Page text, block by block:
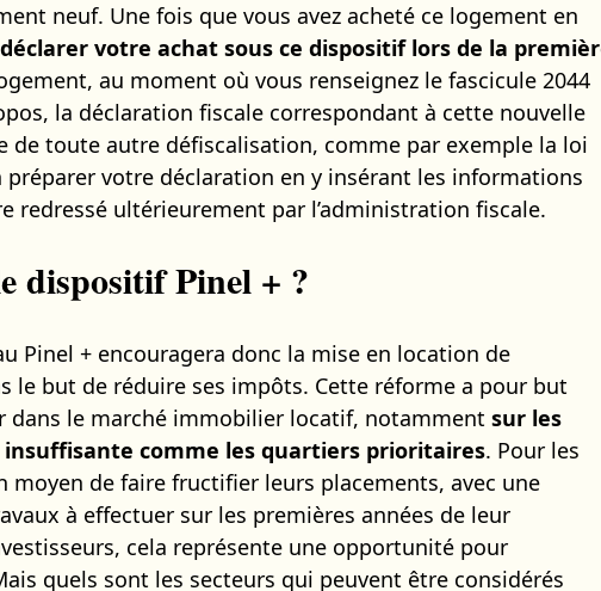
neuf. Une fois que vous avez acheté ce logement en
déclarer votre achat sous ce dispositif lors de la
au moment où vous renseignez le fascicule 2044
la déclaration fiscale correspondant à cette nouvelle
de toute autre défiscalisation, comme par exemple la loi
préparer votre déclaration en y insérant les informations
redressé ultérieurement par l’administration fiscale.
dispositif Pinel + ?
Pinel + encouragera donc la mise en location de
le but de réduire ses impôts. Cette réforme a pour but
dans le marché immobilier locatif, notamment sur les
insuffisante comme les quartiers prioritaires. Pour les
moyen de faire fructifier leurs placements, avec une
à effectuer sur les premières années de leur
cela représente une opportunité pour
quels sont les secteurs qui peuvent être considérés